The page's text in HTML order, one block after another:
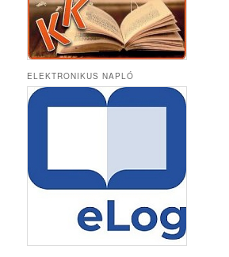
ELEKTRONIKUS NAPLÓ